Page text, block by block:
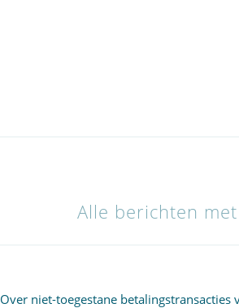
Alle berichten
Over niet-toegestane betalingstransacties